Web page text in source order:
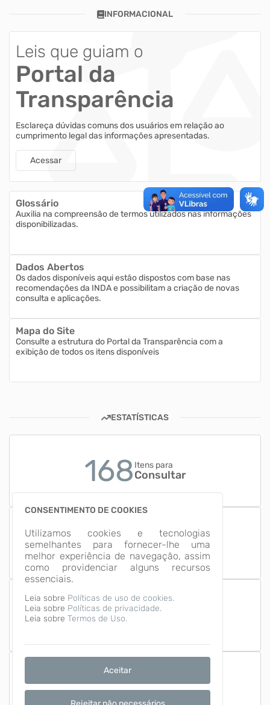
CONSENTIMENTO DE COOKIES
Utilizamos cookies e tecnologias
semelhantes para fornecer-lhe uma
melhor experiência de navegação, assim
como providenciar alguns recursos
essenciais.
Leia sobre Políticas de uso de cookies.
Leia sobre Políticas de privacidade.
Leia sobre Termos de Uso.
Aceitar
INFORMACIONAL
Leis que guiam o
Portal da
Transparência
Esclareça dúvidas comuns dos usuários em relação ao
cumprimento legal das informações apresentadas.
Acessar
Glossário
Auxilia na compreensão de termos utilizados nas informações
disponibilizadas.
Dados Abertos
Os dados disponíveis aqui estão dispostos com base nas
recomendações da INDA e possibilitam a criação de novas
consulta e aplicações.
Mapa do Site
Consulte a estrutura do Portal da Transparência com a
exibição de todos os itens disponíveis
ESTATÍSTICAS
168 Itens para
Consultar
18 Grupos de
Informação
Número de Acessos
1,672,169
Última Atualização
06/08/2026